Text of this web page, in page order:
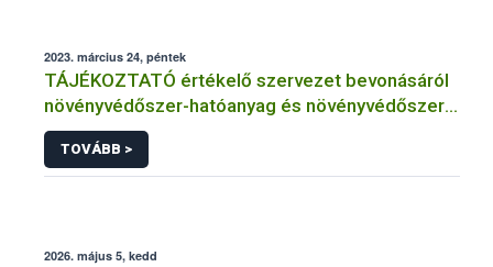
2023. március 24, péntek
TÁJÉKOZTATÓ értékelő szervezet bevonásáról
növényvédőszer-hatóanyag és növényvédőszer
engedélyezésére, továbbá a meglévő engedély
meghosszabbítására vagy módosítására irányuló
eljárásba
TOVÁBB >
2026. május 5, kedd